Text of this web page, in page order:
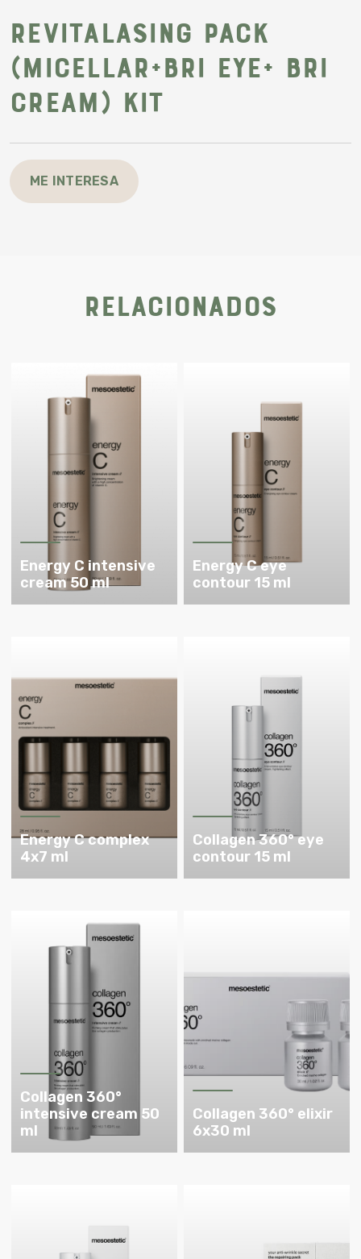
Revitalasing pack
(Micellar+Bri Eye+ Bri
Cream) Kit
ME INTERESA
Relacionados
Energy C intensive
cream 50 ml
Energy C eye
contour 15 ml
Energy C complex
4x7 ml
Collagen 360° eye
contour 15 ml
Collagen 360°
intensive cream 50
ml
Collagen 360° elixir
6x30 ml